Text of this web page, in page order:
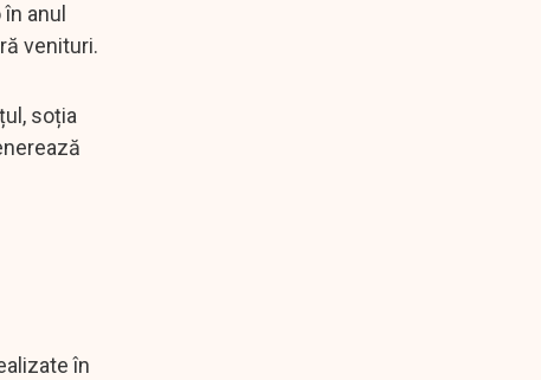
anul
venituri.
soția
în